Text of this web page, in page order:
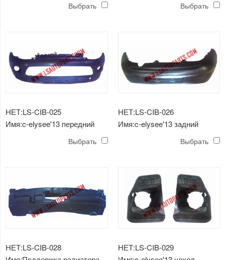
Выбрать Выбрать
НЕТ:LS-CIB-025
Имя:c-elysee'13 передний
Выбрать
НЕТ:LS-CIB-026
Имя:c-elysee'13 задний
Выбрать
НЕТ:LS-CIB-028
НЕТ:LS-CIB-029